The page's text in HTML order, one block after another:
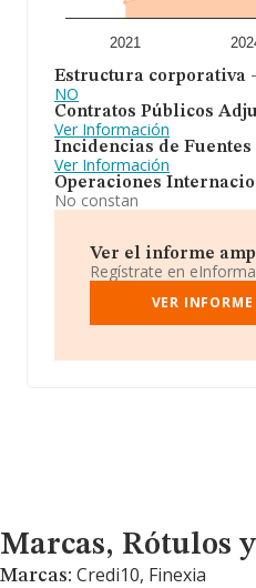
2021
Estructura corporativa
NO
Contratos Públicos
Ver Información
Incidencias de Fuentes
Ver Información
Operaciones
No constan
Ver el informe
Regístrate en
VER
Marcas, Rótulos y
Marcas, Rótulos
Marcas: Credi10, Finexia